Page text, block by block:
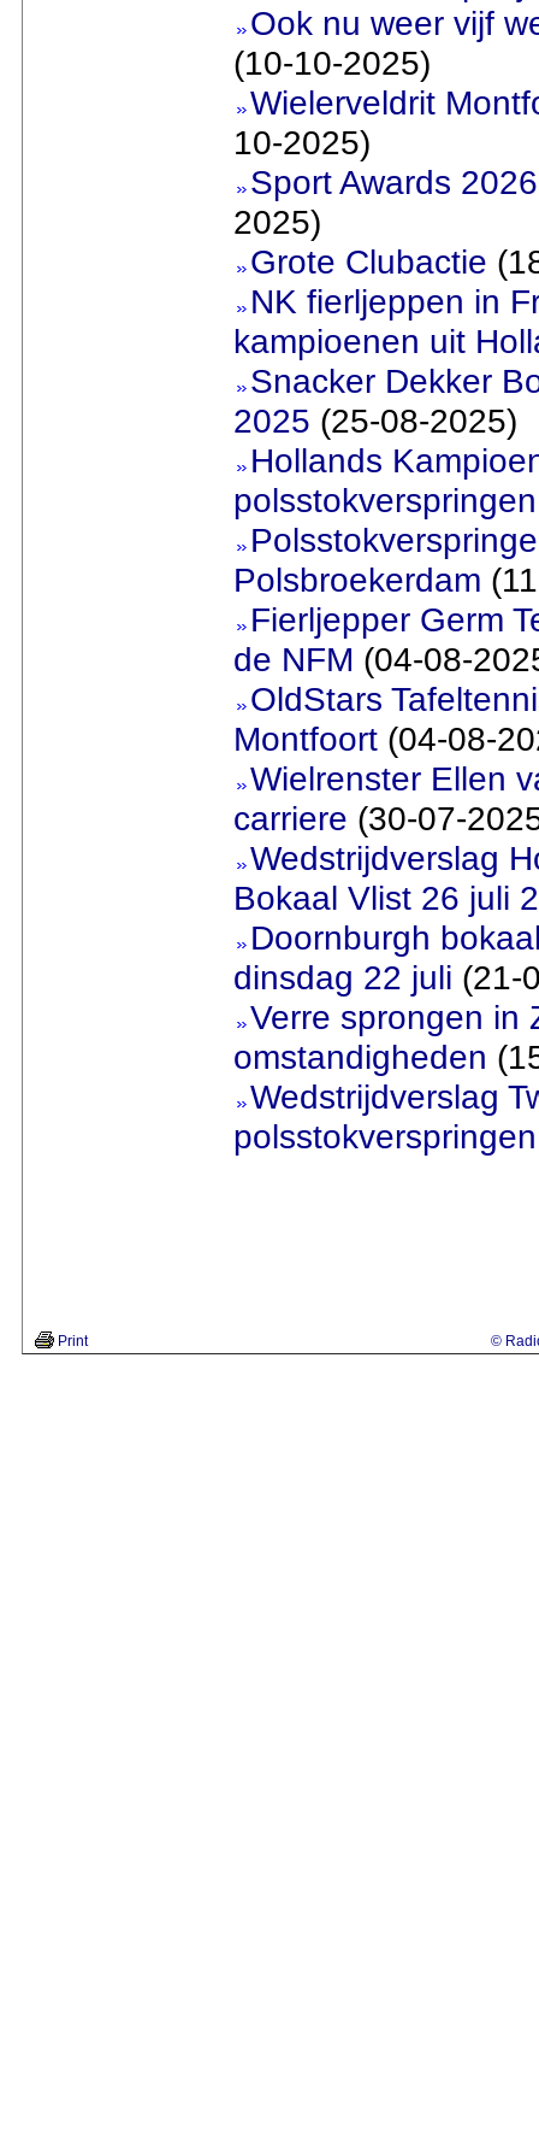
Ook nu weer vijf
(10-10-2025)
Wielerveldrit
10-2025)
Sport Awards
2025)
Grote Clubactie
NK fierljeppen in
kampioenen uit
Snacker Dekker
2025 (25-08-2025)
Hollands
Polsbroekerdam
Fierljepper Germ
de NFM (04-08-
OldStars
Montfoort(04-08-
Wielrenster Ellen
carriere (30-07-
Wedstrijdverslag
Bokaal Vlist 26 juli
Doornburgh
dinsdag 22 juli (21-
Verre sprongen in
omstandigheden
Wedstrijdverslag
polsstokverspringen
Print ©